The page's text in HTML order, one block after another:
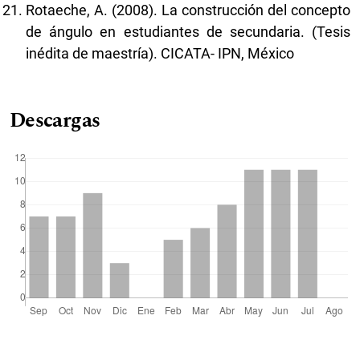
Rotaeche, A. (2008). La construcción del concepto
de ángulo en estudiantes de secundaria. (Tesis
inédita de maestría). CICATA- IPN, México
Descargas